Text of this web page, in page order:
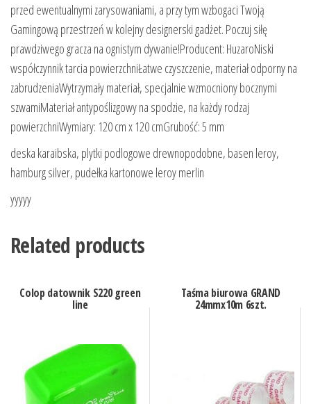
przed ewentualnymi zarysowaniami, a przy tym wzbogaci Twoją
Gamingową przestrzeń w kolejny designerski gadżet. Poczuj siłę
prawdziwego gracza na ognistym dywanie!Producent: HuzaroNiski
współczynnik tarcia powierzchniŁatwe czyszczenie, materiał odporny na
zabrudzeniaWytrzymały materiał, specjalnie wzmocniony bocznymi
szwamiMateriał antypoślizgowy na spodzie, na każdy rodzaj
powierzchniWymiary: 120 cm x 120 cmGrubość: 5 mm
deska karaibska, plytki podlogowe drewnopodobne, basen leroy,
hamburg silver, pudełka kartonowe leroy merlin
yyyyy
Related products
Colop datownik S220 green
line
Taśma biurowa GRAND
24mmx10m 6szt.